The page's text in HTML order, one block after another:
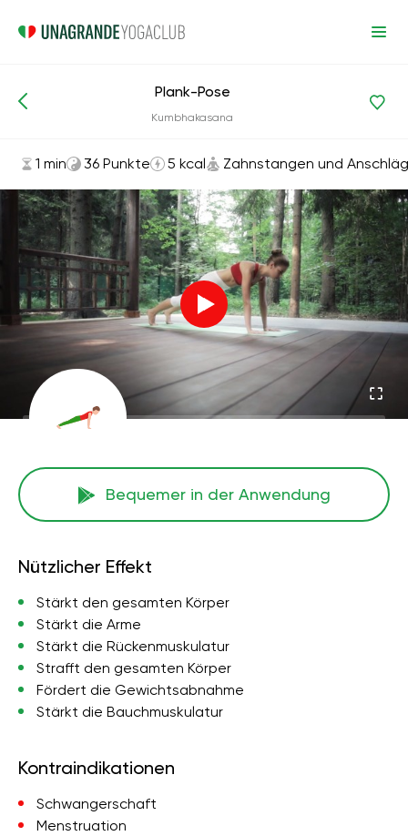
Asanas und Übungen Zahnstangen und Anschläge
Plank-Pose
Kumbhakasana
1 min 36 Punkte 5 kcal Zahnstangen und
Bequemer in der Anwendung
Nützlicher Effekt
Stärkt den gesamten Körper
Stärkt die Arme
Stärkt die Rückenmuskulatur
Strafft den gesamten Körper
Fördert die Gewichtsabnahme
Stärkt die Bauchmuskulatur
Kontraindikationen
Schwangerschaft
Menstruation